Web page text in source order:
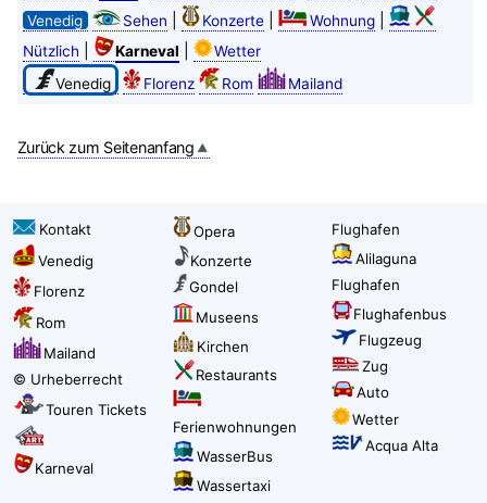
Venedig
Sehen Konzerte| Wohnung|
Nützlich Karneval
Wetter
Venedig
Florenz Rom Mailand
Zurück zum Seitenanfang
Kontakt
Venedig
Florenz
Rom
Mailand
© Urheberrecht
Touren Tickets
Karneval
Opera
Konzerte
Gondel
Museens
Kirchen
Restaurants
Ferienwohnungen
WasserBus
Wassertaxi
Flughafen
Alilaguna
Flughafen
Flughafenbus
Flugzeug
Zug
Auto
Wetter
Acqua Alta